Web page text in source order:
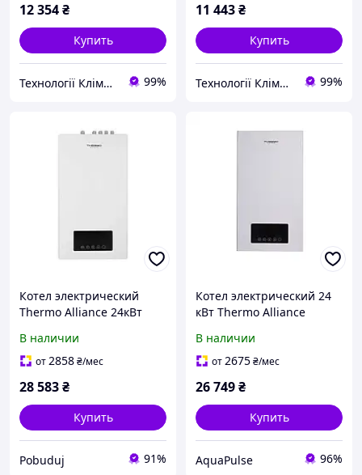
12 354₴
Купить
Технології Клімату Юа 99%
11 443₴
Купить
Технології Клімату Юа 99%
Котел электрический
Thermo Alliance 24кВт
В наличии
от2858₴/мес
28 583₴
Купить
Pobuduj 91%
Котел электрический 24
кВт Thermo Alliance
В наличии
от2675₴/мес
26 749₴
Купить
AquaPulse 96%